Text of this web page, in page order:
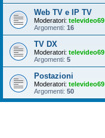
Web TV e IP TV
Moderatori: televideo69
Argomenti: 16
TV DX
Moderatori: televideo69
Argomenti: 5
Postazioni
Moderatori: televideo69
Argomenti: 50